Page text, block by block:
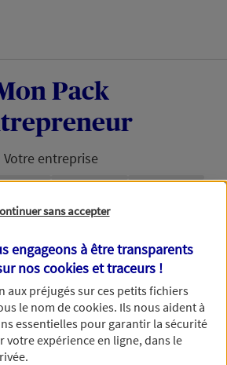
Pack
Votre entreprise
entreprise avec
de SIRET
de SIRET, nous pouvons vous
dans votre demande de
sans accepter
engageons à être transparents
noscookies et traceurs !
aux préjugés sur ces petits fichiers
le nom decookies. Ils nous aident à
essentielles pour garantir la sécurité
votre expérience en ligne, dans le